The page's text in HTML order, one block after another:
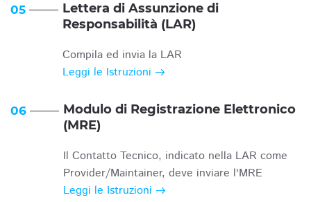
05
Lettera di Assunzione di
Responsabilità (LAR)
Compila ed invia la LAR
Leggi le Istruzioni
06
Modulo di Registrazione Elettronico
(MRE)
Il Contatto Tecnico, indicato nella LAR come
Provider/Maintainer, deve inviare l'MRE
Leggi le Istruzioni